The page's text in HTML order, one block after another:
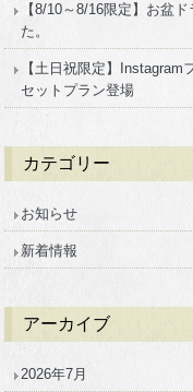
【8/10～8/16限定】お盆
た。
【土日祝限定】
セットプラン登場
カテゴリー
お知らせ
新着情報
アーカイブ
2026年7月